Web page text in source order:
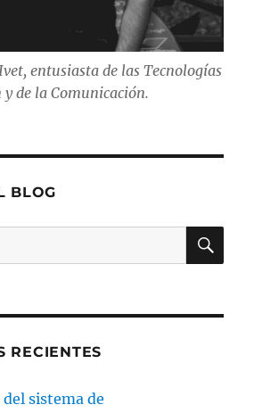
entusiasta de las Tecnologías
de la Comunicación.
BLOG
RECIENTES
del sistema de